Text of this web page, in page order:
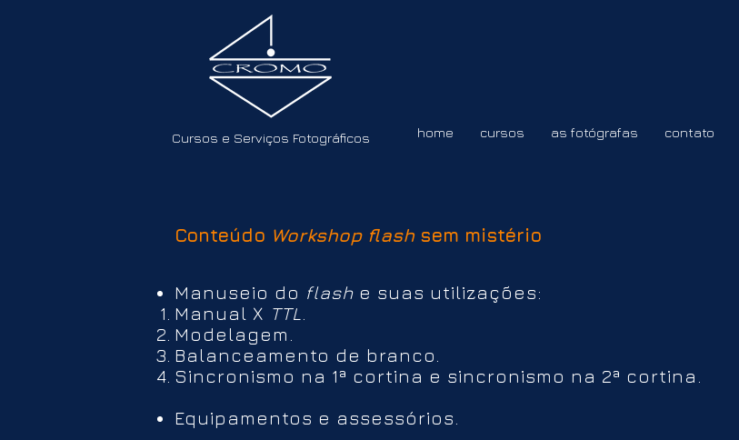
Cursos e Serviços Fotográficos home cursos as fotógrafas contato
Conteúdo Workshop flashsem mistério
Manuseio do flash e suas utilizações:
Manual X TTL
Modelagem.
Balanceamento de branco.
Sincronismo na 1ª cortina e sincronismo na 2ª cortina.
Equipamentos e assessórios.